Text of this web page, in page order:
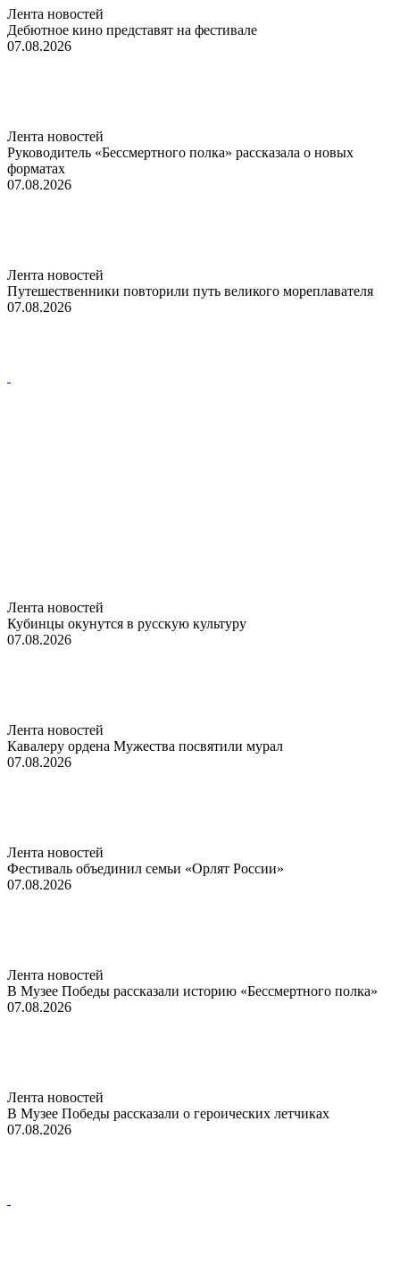
Лента новостей
Дебютное кино представят на фестивале
07.08.2026
Лента новостей
Руководитель «Бессмертного полка» рассказала о новых
форматах
07.08.2026
Лента новостей
Путешественники повторили путь великого мореплавателя
07.08.2026
Лента новостей
Кубинцы окунутся в русскую культуру
07.08.2026
Лента новостей
Кавалеру ордена Мужества посвятили мурал
07.08.2026
Лента новостей
Фестиваль объединил семьи «Орлят России»
07.08.2026
Лента новостей
В Музее Победы рассказали историю «Бессмертного полка»
07.08.2026
Лента новостей
В Музее Победы рассказали о героических летчиках
07.08.2026